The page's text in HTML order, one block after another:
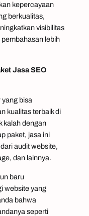
kepercayaan
berkualitas,
visibilitas
lebih
Jasa SEO
bisa
kualitas terbaik di
kalah dengan
paket, jasa ini
audit website,
dan lainnya.
baru
website yang
bahwa
seperti